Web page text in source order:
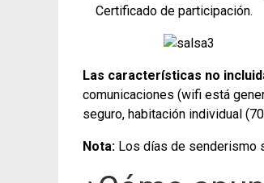
Certificado de participación.
Las características no
comunicaciones (wifi está
seguro, habitación individual
Nota: Los días de senderismo